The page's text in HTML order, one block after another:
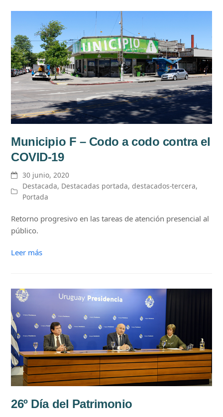
Municipio F – Codo a codo contra el
COVID-19
30 junio, 2020
Destacada, Destacadas portada,destacados-tercera,
Portada
Retorno progresivo en las tareas de atención presencial al
público.
Leer más
26º Día del Patrimonio